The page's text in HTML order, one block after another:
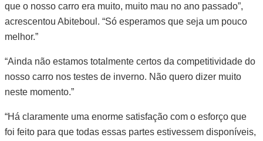
que o nosso carro era muito, muito mau no ano passado”,
acrescentou Abiteboul. “Só esperamos que seja um pouco
melhor.”
“Ainda não estamos totalmente certos da competitividade do
nosso carro nos testes de inverno. Não quero dizer muito
neste momento.”
“Há claramente uma enorme satisfação com o esforço que
foi feito para que todas essas partes estivessem disponíveis,